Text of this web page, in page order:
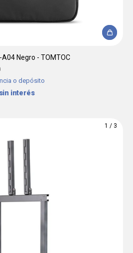
Negro - TOMTOC
o depósito
sin interés
1 / 3